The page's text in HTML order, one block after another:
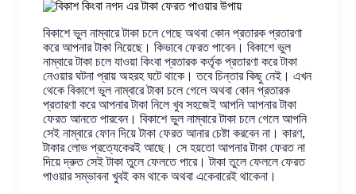
বিকাশে ভুল নাম্বারে টাকা চলে গেছে অথবা কোন প্রতারক প্রতারণা
করে আপনার টাকা নিয়েছে। কিভাবে ফেরত পাবেন। বিকাশে ভুল
নাম্বারে টাকা চলে যাওয়া কিংবা প্রতারক কর্তৃক প্রতারণা করে টাকা
নেওয়ার ঘটনা প্রায় অহরহ ঘটে থাকে। তবে চিন্তার কিছু নেই। এখন
থেকে বিকাশে ভুল নাম্বারে টাকা চলে গেলে অথবা কোন প্রতারক
প্রতারণা করে আপনার টাকা নিলে খুব সহজেই আপনি আপনার টাকা
ফেরত আনতে পারবেন। বিকাশে ভুল নাম্বারে টাকা চলে গেলে আপনি
সেই নাম্বারে ফোন দিয়ে টাকা ফেরত আনার চেষ্টা করবেন না। কারণ,
টাকার লোভ প্রত্যেকেরই আছে। সে হয়তো আপনার টাকা ফেরত না
দিয়ে দ্রুত সেই টাকা তুলে ফেলতে পারে। টাকা তুলে ফেললে ফেরত
পাওয়ার সম্ভাবনা খুবই কম থাকে অথবা একেবারেই থাকেনা।